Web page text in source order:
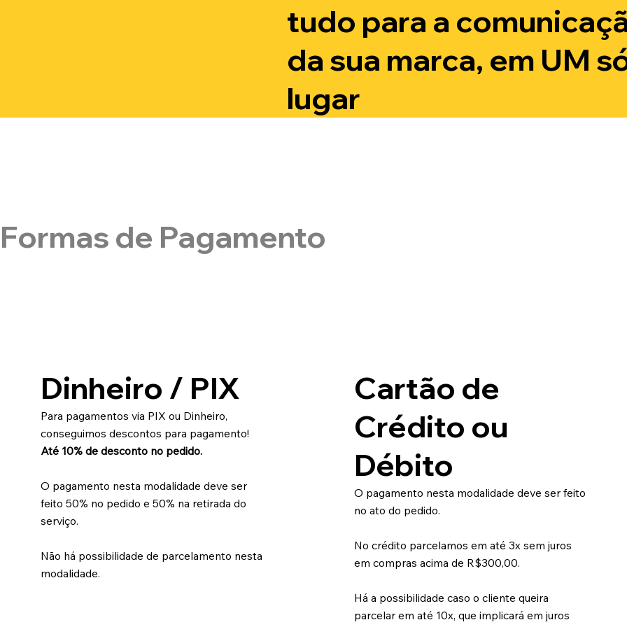
tudo para a
da sua marca, em UM
lugar
Formas de Pagamento
Dinheiro / PIX
Para pagamentos via PIX ou Dinheiro,
conseguimos descontos para pagamento!
Até 10% de desconto no pedido.
O pagamento nesta modalidade deve ser
feito 50% no pedido e 50% na retirada do
serviço.
Não há possibilidade de parcelamento nesta
modalidade.
Cartão de
Crédito ou
Débito
O pagamento nesta modalidade deve ser feito
no ato do pedido.
No crédito parcelamos em até 3x sem juros
em compras acima de R$300,00.
Há a possibilidade caso o cliente queira
parcelar em até 10x, que implicará em juros